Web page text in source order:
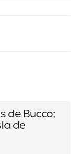
de Bucco:
de